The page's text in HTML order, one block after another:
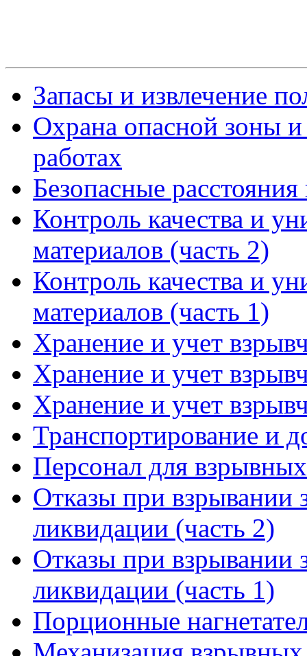
Запасы и извлечение
Охрана опасной зоны
работах
Безопасные
Контроль качества и
материалов (часть 2)
Контроль качества и
материалов (часть 1)
Хранение и учет
Хранение и учет
Хранение и учет
Транспортирование и
Персонал для
Отказы при взрывании
ликвидации (часть 2)
Отказы при взрывании
ликвидации (часть 1)
Порционные